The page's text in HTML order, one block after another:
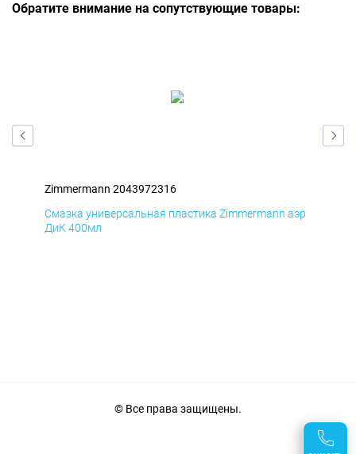
Обратите внимание на сопутствующие товары:
Zimmermann 2043972316
Смазка универсальная пластика Zimmermann аэр
ДиК 400мл
© Все права защищены.